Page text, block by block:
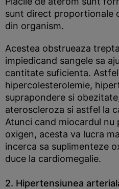
sunt direct proportionale
din organism.
Acestea obstrueaza
impiedicand sangele sa
cantitate suficienta.
hipercolesterolemie,
suprapondere si
ateroscleroza si astfel la
Atunci cand miocardul nu
oxigen, acesta va lucra
incerca sa suplimenteze
duce la cardiomegalie.
2. Hipertensiunea